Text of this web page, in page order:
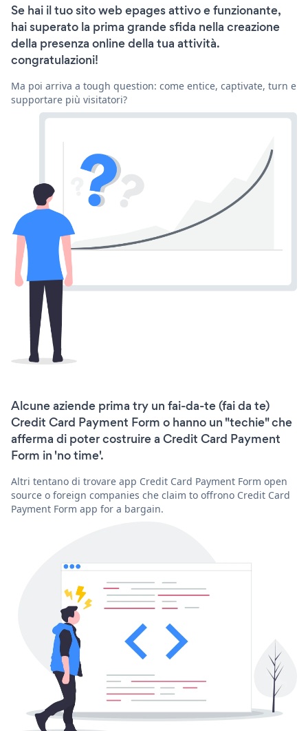
Se hai il tuo sito web epages attivo e funzionante,
hai superato la prima grande sfida nella creazione
della presenza online della tua attività.
congratulazioni!
Ma poi arriva a tough question: come entice, captivate, turn e
supportare più visitatori?
Alcune aziende prima try un fai-da-te (fai da te)
Credit Card Payment Form o hanno un "techie" che
afferma di poter costruire a Credit Card Payment
Form in 'no time'.
Altri tentano di trovare app Credit Card Payment Form open
source o foreign companies che claim to offrono Credit Card
Payment Form app for a bargain.